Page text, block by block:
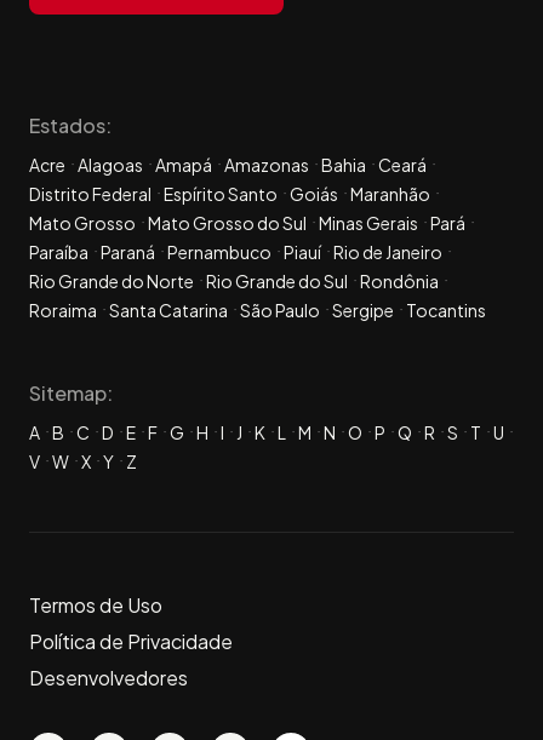
Estados:
Acre Alagoas Amapá Amazonas Bahia
Ceará
Distrito Federal
Espírito Santo Goiás
Maranhão
Mato Grosso
Mato Grosso do Sul Minas Gerais
Pará
Paraíba
Paraná Pernambuco Piauí Rio de Janeiro
Rio Grande do Norte
Rio Grande do Sul
Rondônia
Roraima
Santa Catarina São Paulo Sergipe Tocantins
Sitemap:
A B C D E F G H I J K L M N O P Q R S T
U
V W X Y Z
Termos de Uso
Política de Privacidade
Desenvolvedores